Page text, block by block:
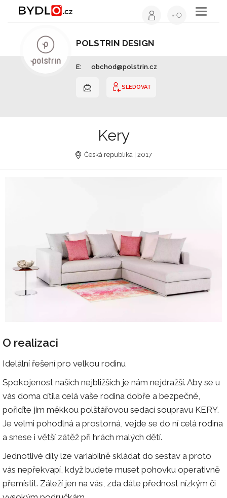
Toggle
POLSTRIN DESIGN
E: obchod@polstrin.cz
SLEDOVAT
Kery
Česká republika | 2017
O realizaci
Idelální řešení pro velkou rodinu
Spokojenost našich nejbližších je nám nejdražší. Aby se u
vás doma cítila celá vaše rodina dobře a bezpečně,
pořiďte jim měkkou polštářovou sedací soupravu KERY.
Je velmi pohodlná a prostorná, vejde se do ní celá rodina
a snese i větší zátěž při hrách malých dětí.
Jednotlivé díly lze variabilně skládat do sestav a proto
vás nepřekvapí, když budete muset pohovku operativně
přemístit. Záleží jen na vás, zda dáte přednost nízkým či